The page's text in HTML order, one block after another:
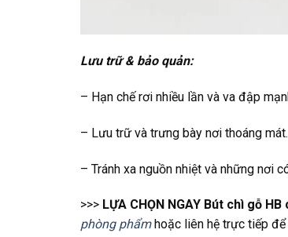
Lưu trữ & bảo quản:
– Hạn chế rơi nhiều lần và va đập
– Lưu trữ và trưng bày nơi thoáng mát.
– Tránh xa nguồn nhiệt và những nơi
>>> LỰA CHỌN NGAY Bút chì gỗ
phòng phẩm hoặc liên hệ trực tiếp